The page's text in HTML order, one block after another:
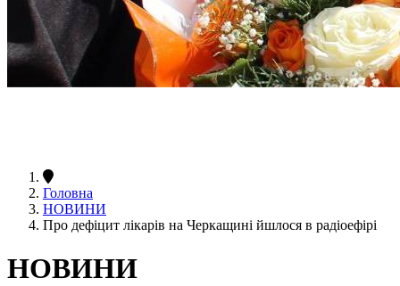
Головна
НОВИНИ
Про дефіцит лікарів на Черкащині йшлося в радіоефірі
НОВИНИ